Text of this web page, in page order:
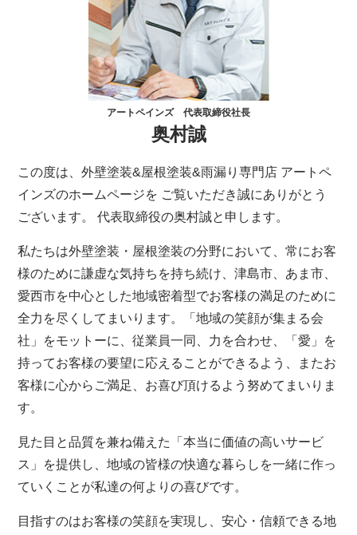
アートペインズ 代表取締役社長
奥村誠
この度は、外壁塗装&屋根塗装&雨漏り専門店 アートペ
インズのホームページを ご覧いただき誠にありがとう
ございます。 代表取締役の奥村誠と申します。
私たちは外壁塗装・屋根塗装の分野において、常にお客
様のために謙虚な気持ちを持ち続け、津島市、あま市、
愛西市を中心とした地域密着型でお客様の満足のために
全力を尽くしてまいります。「地域の笑顔が集まる会
社」をモットーに、従業員一同、力を合わせ、「愛」を
持ってお客様の要望に応えることができるよう、またお
客様に心からご満足、お喜び頂けるよう努めてまいりま
す。
見た目と品質を兼ね備えた「本当に価値の高いサービ
ス」を提供し、地域の皆様の快適な暮らしを一緒に作っ
ていくことが私達の何よりの喜びです。
目指すのはお客様の笑顔を実現し、安心・信頼できる地